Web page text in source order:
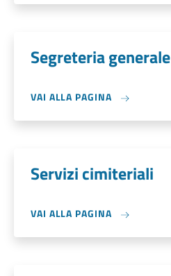
Segreteria generale
VAI ALLA PAGINA
Servizi cimiteriali
VAI ALLA PAGINA